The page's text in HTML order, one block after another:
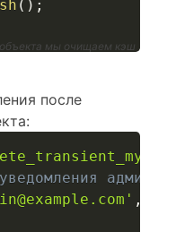
( ) ;
мы очищаем кэш
после
,